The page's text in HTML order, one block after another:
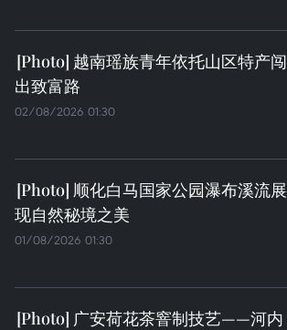
越南瑶族青年依托山区特产闯
出致富路
02/08/2026 01:30
顺化白马国家公园瀑布溪流展
现自然秘境之美
01/08/2026 01:30
广安荷花茶窨制技艺——河内